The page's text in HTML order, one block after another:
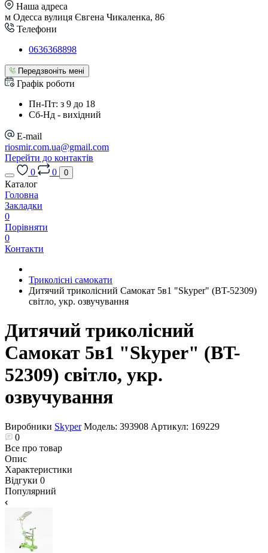
Наша адреса
м Одесса вулиця Євгена Чикаленка, 86
Телефони
0636368898
Передзвоніть мені
Графік роботи
Пн-Пт: з 9 до 18
Сб-Нд - вихідний
E-mail
riosmir.com.ua@gmail.com
Перейти до контактів
0
0 0
Каталог
Головна
Закладки
0
Порівняти
0
Контакти
Триколісні самокати
Дитячий триколісний Самокат 5в1 "Skyper" (BT-52309)
світло, укр. озвучування
Дитячий триколісний
Самокат 5в1 "Skyper" (BT-
52309) світло, укр.
озвучування
Виробники Skyper Модель: 393908 Артикул: 169229
0
Все про товар
Опис
Характеристики
Відгуки 0
Популярний